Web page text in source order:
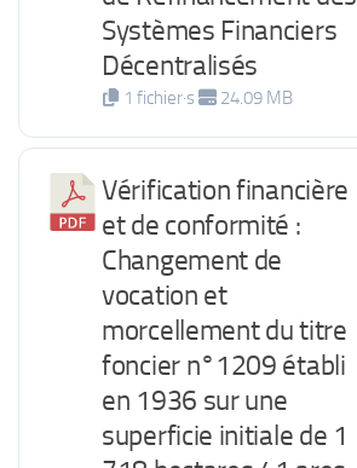
Systèmes Financiers
Décentralisés
1 fichier·s 24.09 MB
Vérification financière
et de conformité :
Changement de
vocation et
morcellement du titre
foncier n°1209 établi
en 1936 sur une
superficie initiale de 1